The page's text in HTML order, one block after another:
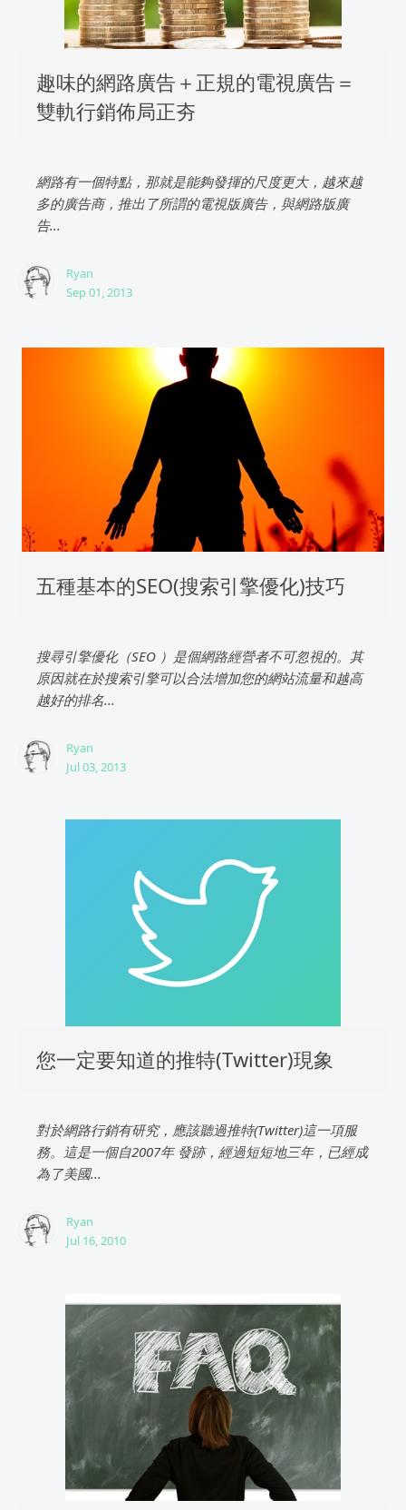
趣味的網路廣告＋正規的電視廣告＝
雙軌行銷佈局正夯
網路有一個特點，那就是能夠發揮的尺度更大，越來越
多的廣告商，推出了所謂的電視版廣告，與網路版廣
告...
Ryan
Sep 01, 2013
五種基本的SEO(搜索引擎優化)技巧
搜尋引擎優化（SEO ）是個網路經營者不可忽視的。其
原因就在於搜索引擎可以合法增加您的網站流量和越高
越好的排名...
Ryan
Jul 03, 2013
您一定要知道的推特(Twitter)現象
對於網路行銷有研究，應該聽過推特(Twitter)這一項服
務。這是一個自2007年 發跡，經過短短地三年，已經成
為了美國...
Ryan
Jul 16, 2010